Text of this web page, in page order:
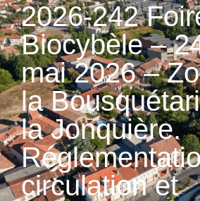
2026-242
Biocybèle –
mai 2026 –
la
la Jonquière.
circulation et